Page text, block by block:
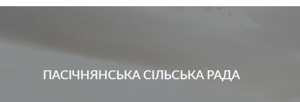
ПАСІЧНЯНСЬКА СІЛЬСЬКА РАДА